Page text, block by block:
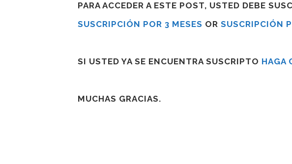
PARA ACCEDER A ESTE POST, USTED DEBE
SUSCRIPCIÓN POR 3 MESES OR SUSCRIPCIÓN
SI USTED YA SE ENCUENTRA SUSCRIPTO HAGA
MUCHAS GRACIAS.